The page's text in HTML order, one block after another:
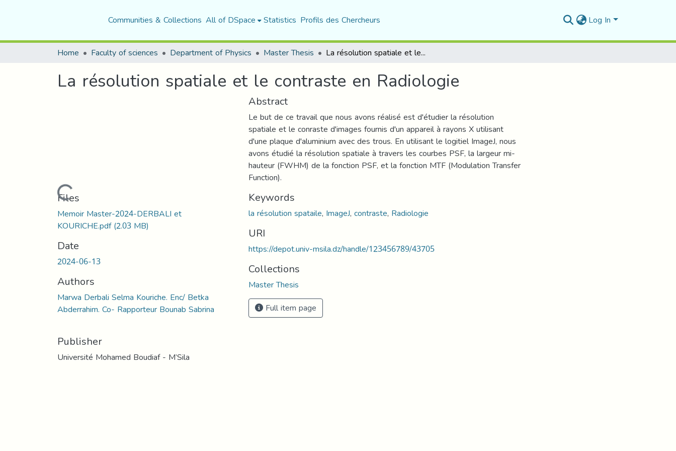
Communities & Collections All of DSpace Statistics Profils des Chercheurs Log In
Home Faculty of sciences Department of Physics Master Thesis La résolution spatiale et le contraste en Radiologie
La résolution spatiale et le contraste en Radiologie
Loading...
Files
Memoir Master-2024-DERBALI et
KOURICHE.pdf(2.03 MB)
Date
2024-06-13
Authors
Marwa Derbali Selma Kouriche. Enc/ Betka
Abderrahim. Co- Rapporteur Bounab Sabrina
Publisher
Université Mohamed Boudiaf - M’Sila
Abstract
Le but de ce travail que nous avons réalisé est d'étudier la résolution
spatiale et le conraste d'images fournis d'un appareil à rayons X utilisant
d'une plaque d'aluminium avec des trous. En utilisant le logitiel ImageJ, nous
avons étudié la résolution spatiale à travers les courbes PSF, la largeur mi-
hauteur (FWHM) de la fonction PSF, et la fonction MTF (Modulation Transfer
Function).
Keywords
la résolution spataile, ImageJ,contraste, Radiologie
URI
https://depot.univ-msila.dz/handle/123456789/43705
Collections
Master Thesis
Full item page